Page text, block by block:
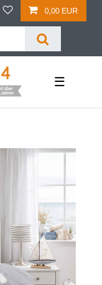
0,00 EUR
☰